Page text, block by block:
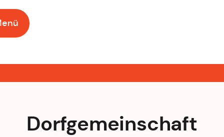
Dorfgemeinschaft